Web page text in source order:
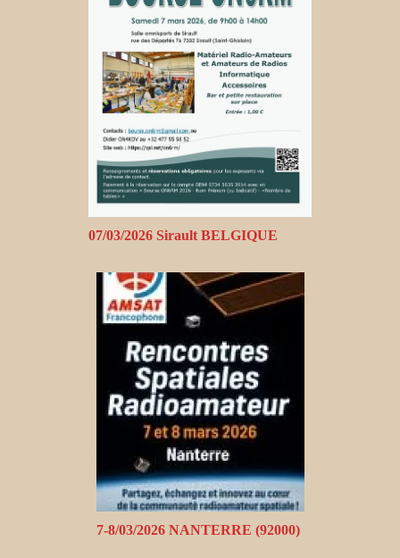
07/03/2026 Sirault BELGIQUE
7-8/03/2026 NANTERRE (92000)